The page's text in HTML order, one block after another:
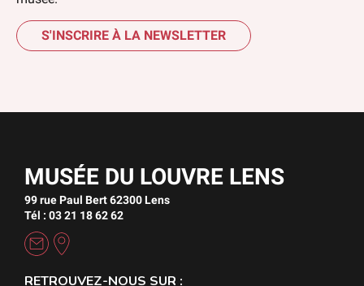
S'INSCRIRE À LA NEWSLETTER
MUSÉE DU LOUVRE LENS
99 rue Paul Bert 62300 Lens
Tél : 03 21 18 62 62
RETROUVEZ-NOUS SUR :